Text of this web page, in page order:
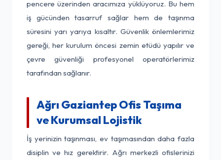
pencere üzerinden aracımıza yüklüyoruz. Bu hem
iş gücünden tasarruf sağlar hem de taşınma
süresini yarı yarıya kısaltır. Güvenlik önlemlerimiz
gereği, her kurulum öncesi zemin etüdü yapılır ve
çevre güvenliği profesyonel operatörlerimiz
tarafından sağlanır.
Ağrı Gaziantep Ofis Taşıma
ve Kurumsal Lojistik
İş yerinizin taşınması, ev taşımasından daha fazla
disiplin ve hız gerektirir. Ağrı merkezli ofislerinizi